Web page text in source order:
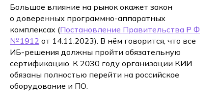
Большое влияние на рынок окажет закон
о доверенных программно-аппаратных
комплексах (Постановление Правительства Р Ф
№ 1912 от 14.11.2023). В нём говорится, что все
ИБ-решения должны пройти обязательную
сертификацию. К 2030 году организации КИИ
обязаны полностью перейти на российское
оборудование и ПО.